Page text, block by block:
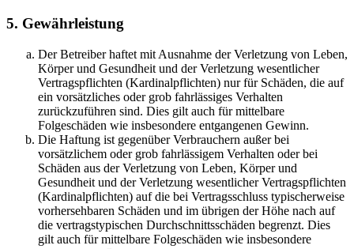
5. Gewährleistung
Der Betreiber haftet mit Ausnahme der Verletzung von Leben,
Körper und Gesundheit und der Verletzung wesentlicher
Vertragspflichten (Kardinalpflichten) nur für Schäden, die auf
ein vorsätzliches oder grob fahrlässiges Verhalten
zurückzuführen sind. Dies gilt auch für mittelbare
Folgeschäden wie insbesondere entgangenen Gewinn.
Die Haftung ist gegenüber Verbrauchern außer bei
vorsätzlichem oder grob fahrlässigem Verhalten oder bei
Schäden aus der Verletzung von Leben, Körper und
Gesundheit und der Verletzung wesentlicher Vertragspflichten
(Kardinalpflichten) auf die bei Vertragsschluss typischerweise
vorhersehbaren Schäden und im übrigen der Höhe nach auf
die vertragstypischen Durchschnittsschäden begrenzt. Dies
gilt auch für mittelbare Folgeschäden wie insbesondere